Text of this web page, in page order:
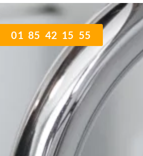
01 85 42 15 55